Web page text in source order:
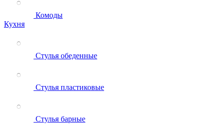
Комоды
Кухня
Стулья обеденные
Стулья пластиковые
Стулья барные